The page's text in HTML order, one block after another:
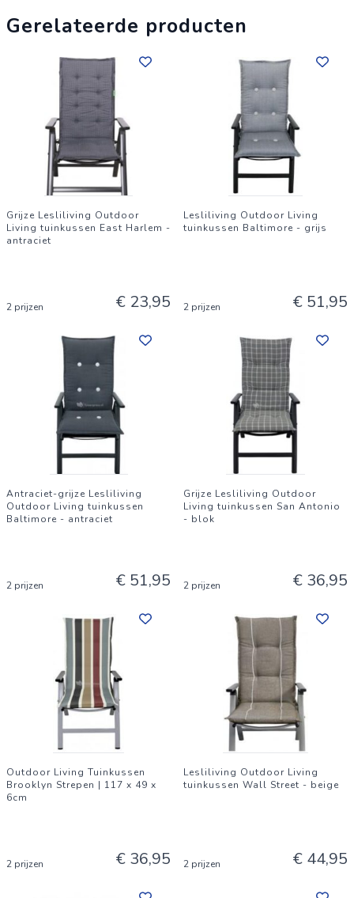
Gerelateerde producten
Grijze Lesliliving Outdoor
Living tuinkussen East Harlem -
antraciet
2 prijzen € 23,95
Lesliliving Outdoor Living
tuinkussen Baltimore - grijs
2 prijzen € 51,95
Antraciet-grijze Lesliliving
Outdoor Living tuinkussen
Baltimore - antraciet
2 prijzen € 51,95
Grijze Lesliliving Outdoor
Living tuinkussen San Antonio
- blok
2 prijzen € 36,95
Outdoor Living Tuinkussen
Brooklyn Strepen | 117 x 49 x
6cm
2 prijzen € 36,95
Lesliliving Outdoor Living
tuinkussen Wall Street - beige
2 prijzen € 44,95